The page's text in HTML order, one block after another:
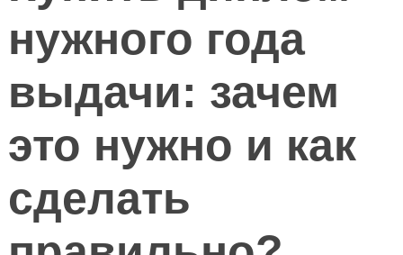
нужного года
выдачи: зачем
это нужно и как
сделать